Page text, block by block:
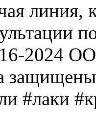
линия,
2024
#лаки